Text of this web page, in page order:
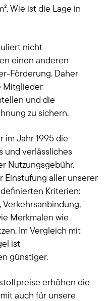
Wie ist die Lage in
nicht
einen anderen
Förderung. Daher
Mitglieder
und die
zu sichern.
im Jahr 1995 die
und verlässliches
Nutzungsgebühr.
Einstufung aller unserer
Kriterien:
Verkehrsanbindung,
Merkmalen wie
Im Vergleich mit
ist
günstiger.
erhöhen die
auch für unsere